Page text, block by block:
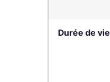
Durée de vie